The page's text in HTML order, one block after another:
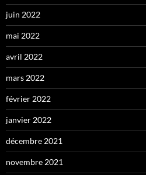
juin 2022
mai 2022
avril 2022
mars 2022
février 2022
janvier 2022
décembre 2021
novembre 2021